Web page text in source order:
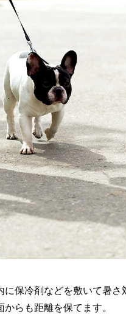
保冷剤などを敷いて暑さ
らも距離を保てます。